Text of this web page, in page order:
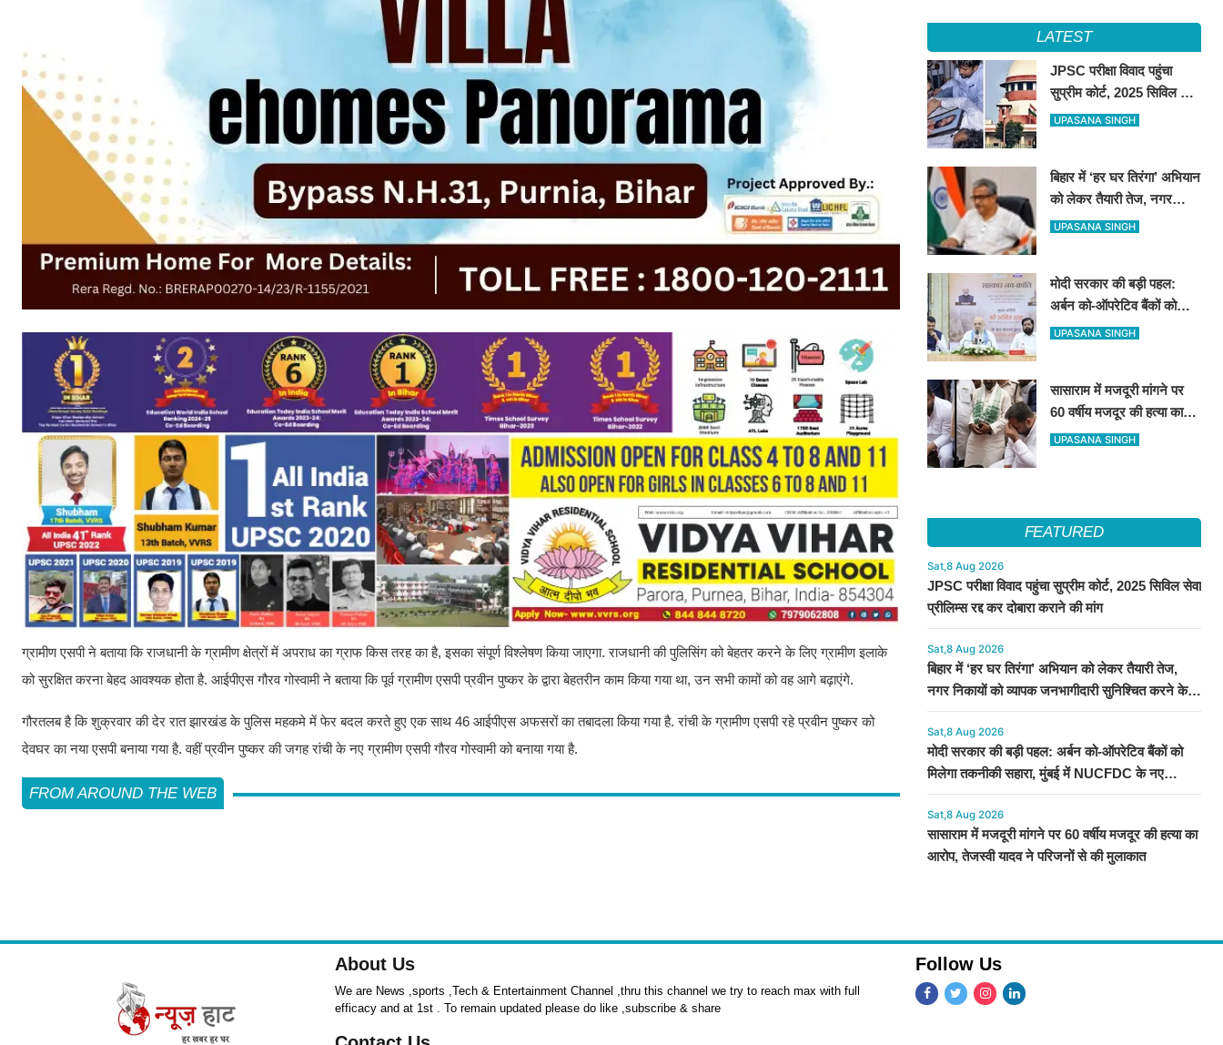
ग्रामीण एसपी ने बताया कि राजधानी के ग्रामीण क्षेत्रों में अपराध का ग्राफ किस तरह का है, इसका संपूर्ण विश्लेषण किया जाएगा. राजधानी की पुलिसिंग को बेहतर करने के लिए ग्रामीण इलाके
को सुरक्षित करना बेहद आवश्यक होता है. आईपीएस गौरव गोस्वामी ने बताया कि पूर्व ग्रामीण एसपी प्रवीन पुष्कर के द्वारा बेहतरीन काम किया गया था, उन सभी कामों को वह आगे बढ़ाएंगे.
गौरतलब है कि शुक्रवार की देर रात झारखंड के पुलिस महकमे में फेर बदल करते हुए एक साथ 46 आईपीएस अफसरों का तबादला किया गया है. रांची के ग्रामीण एसपी रहे प्रवीन पुष्कर को
देवघर का नया एसपी बनाया गया है. वहीं प्रवीन पुष्कर की जगह रांची के नए ग्रामीण एसपी गौरव गोस्वामी को बनाया गया है.
FROM AROUND THE WEB
LATEST
JPSC परीक्षा विवाद पहुंचा
सुप्रीम कोर्ट, 2025 सिविल सेवा
प्रीलिम्स रद्द कर दोबारा कराने
UPASANA SINGH
बिहार में ‘हर घर तिरंगा’ अभियान
को लेकर तैयारी तेज, नगर
निकायों को व्यापक जनभागीदारी
UPASANA SINGH
मोदी सरकार की बड़ी पहल:
अर्बन को-ऑपरेटिव बैंकों को
मिलेगा तकनीकी सहारा, मुंबई में
UPASANA SINGH
सासाराम में मजदूरी मांगने पर
60 वर्षीय मजदूर की हत्या का
आरोप, तेजस्वी यादव ने परिजनों
UPASANA SINGH
FEATURED
Sat,8 Aug 2026
JPSC परीक्षा विवाद पहुंचा सुप्रीम कोर्ट, 2025 सिविल सेवा
प्रीलिम्स रद्द कर दोबारा कराने की मांग
Sat,8 Aug 2026
बिहार में ‘हर घर तिरंगा’ अभियान को लेकर तैयारी तेज,
नगर निकायों को व्यापक जनभागीदारी सुनिश्चित करने के
निर्देश
Sat,8 Aug 2026
मोदी सरकार की बड़ी पहल: अर्बन को-ऑपरेटिव बैंकों को
मिलेगा तकनीकी सहारा, मुंबई में NUCFDC के नए
कार्यालय का उद्घाटन
Sat,8 Aug 2026
सासाराम में मजदूरी मांगने पर 60 वर्षीय मजदूर की हत्या का
आरोप, तेजस्वी यादव ने परिजनों से की मुलाकात
About Us
We are News ,sports ,Tech & Entertainment Channel ,thru this channel we try to reach max with full
efficacy and at 1st . To remain updated please do like ,subscribe & share
Follow Us